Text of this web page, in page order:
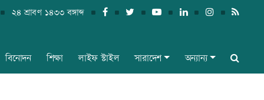
২৪ শ্রাবণ ১৪৩৩ বঙ্গাব্দ
বিনোদন শিক্ষা লাইফ স্টাইল সারাদেশ অন্যান্য